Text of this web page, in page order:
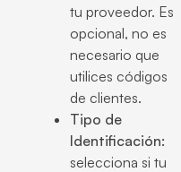
tu proveedor. Es
opcional, no es
necesario que
utilices códigos
de clientes.
Tipo de
Identificación:
selecciona si tu